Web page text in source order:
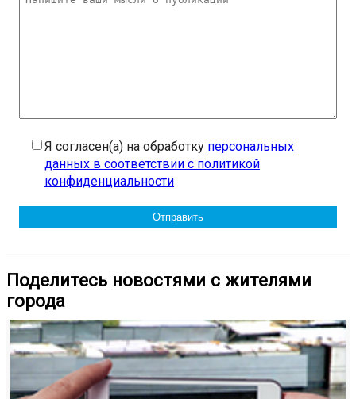
Я согласен(а) на обработку персональных
данных в соответствии с политикой
конфиденциальности
Поделитесь новостями с жителями
города